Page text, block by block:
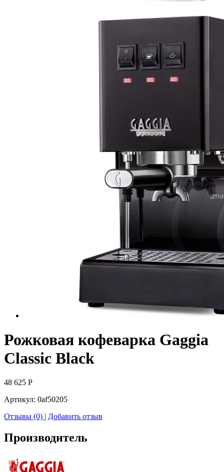
Рожковая кофеварка Gaggia
Classic Black
48 625 Р
Артикул: 0af50205
Отзывы (0) | Добавить отзыв
Производитель